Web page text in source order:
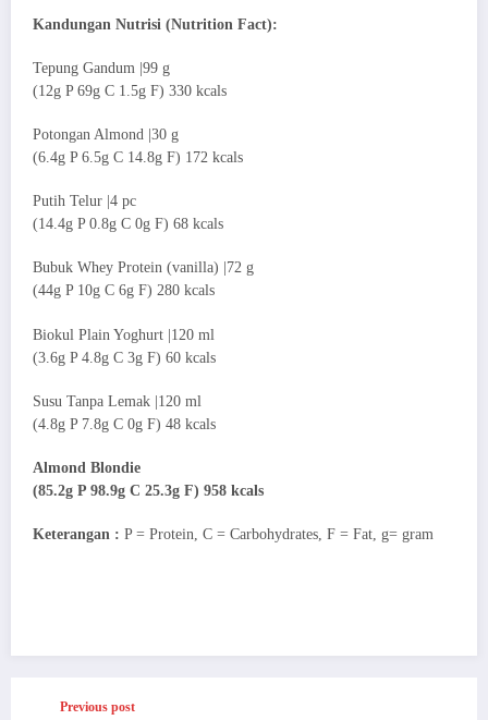
Kandungan Nutrisi (Nutrition Fact):
Tepung Gandum |99 g
(12g P 69g C 1.5g F) 330 kcals
Potongan Almond |30 g
(6.4g P 6.5g C 14.8g F) 172 kcals
Putih Telur |4 pc
(14.4g P 0.8g C 0g F) 68 kcals
Bubuk Whey Protein (vanilla) |72 g
(44g P 10g C 6g F) 280 kcals
Biokul Plain Yoghurt |120 ml
(3.6g P 4.8g C 3g F) 60 kcals
Susu Tanpa Lemak |120 ml
(4.8g P 7.8g C 0g F) 48 kcals
Almond Blondie
(85.2g P 98.9g C 25.3g F) 958 kcals
Keterangan : P = Protein, C = Carbohydrates, F = Fat, g= gram
Previous post